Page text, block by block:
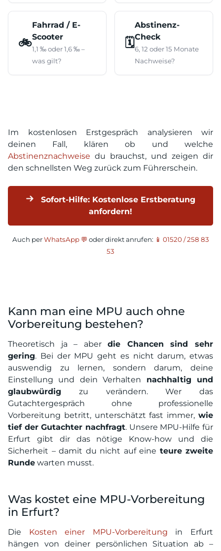
🚲
Fahrrad / E-
Scooter
1,1 ‰ oder 1,6 ‰ –
was gilt?
🗓️
Abstinenz-
Check
6, 12 oder 15 Monate
Nachweise?
Im kostenlosen Erstgespräch analysieren wir
deinen Fall, klären ob und welche
Abstinenznachweise du brauchst, und zeigen dir
den schnellsten Weg zurück zum Führerschein.
Sofort-Hilfe: Kostenlose Erstberatung
anfordern!
Auch perWhatsApp 💬 oder direkt anrufen: 📱 01520 / 258 83
53
Kann man eine MPU auch ohne
Vorbereitung bestehen?
Theoretisch ja – aberdie Chancen sind sehr
gering. Bei der MPU geht es nicht darum, etwas
auswendig zu lernen, sondern darum, deine
Einstellung und dein Verhalten nachhaltig und
glaubwürdig zu verändern. Wer das
Gutachtergespräch ohne professionelle
Vorbereitung betritt, unterschätzt fast immer, wie
tief der Gutachter nachfragt. Unsere MPU-Hilfe für
Erfurt gibt dir das nötige Know-how und die
Sicherheit – damit du nicht auf eine teure zweite
Runde warten musst.
Was kostet eine MPU-Vorbereitung
in Erfurt?
Die Kosten einer MPU-Vorbereitung in Erfurt
hängen von deiner persönlichen Situation ab –